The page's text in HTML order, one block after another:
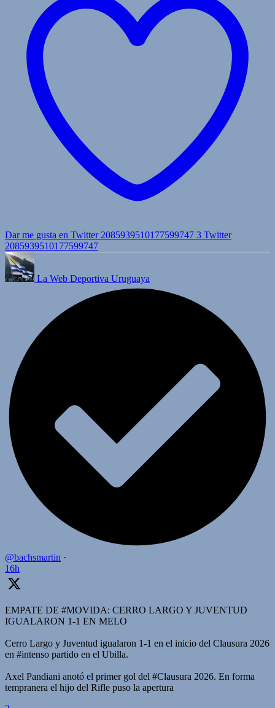
Dar me gusta en Twitter 2085939510177599747 3 Twitter
2085939510177599747
La Web Deportiva Uruguaya
@bachsmartin ·
16h
EMPATE DE #MOVIDA: CERRO LARGO Y JUVENTUD
IGUALARON 1-1 EN MELO
Cerro Largo y Juventud igualaron 1-1 en el inicio del Clausura 2026
en #intenso partido en el Ubilla.
Axel Pandiani anotó el primer gol del #Clausura 2026. En forma
tempranera el hijo del Rifle puso la apertura